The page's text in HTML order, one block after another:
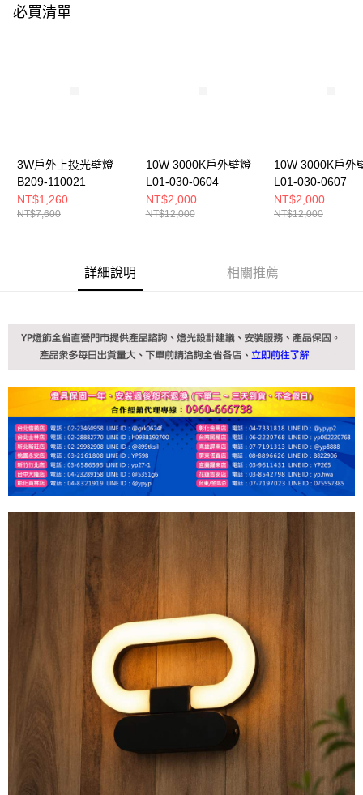
是否繳費成功／繳費後需取消欲退款等相關疑問，請聯繫「AFTEE先享後付
客戶支援中心」
任。
４．使用「AFTEE先享後付」時，將依據個別帳號之用戶狀況，依本公司即
時審查核予不同之上限額度；若仍有額度不足之情形，本公司將視審查結果
請求用戶進行身份認證。
必買清單
3W戶外上投光壁燈
B209-110021
NT$1,260
NT$7,600
10W 3000K戶外壁燈
L01-030-0604
NT$2,000
NT$12,000
10W 3000K戶外
L01-030-0607
NT$2,000
NT$12,000
詳細說明 相關推薦